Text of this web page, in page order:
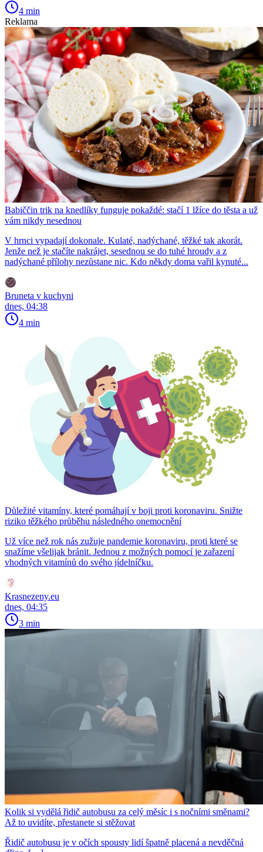
4 min
Reklama
Babiččin trik na knedlíky funguje pokaždé: stačí 1 lžíce do těsta a už
vám nikdy nesednou
V hrnci vypadají dokonale. Kulaté, nadýchané, těžké tak akorát.
Jenže než je stačíte nakrájet, sesednou se do tuhé hroudy a z
nadýchané přílohy nezůstane nic. Kdo někdy doma vařil kynuté...
Bruneta v kuchyni
dnes, 04:38
4 min
Důležité vitamíny, které pomáhají v boji proti koronaviru. Snižte
riziko těžkého průběhu následného onemocnění
Už více než rok nás zužuje pandemie koronaviru, proti které se
snažíme všelijak bránit. Jednou z možných pomocí je zařazení
vhodných vitamínů do svého jídelníčku.
Krasnezeny.eu
dnes, 04:35
3 min
Kolik si vydělá řidič autobusu za celý měsíc i s nočními směnami?
Až to uvidíte, přestanete si stěžovat
Řidič autobusu je v očích spousty lidí špatně placená a nevděčná